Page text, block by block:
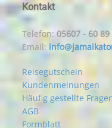
Kontakt
Telefon:05607 - 60 89
Email:
Reisegutschein
Kundenmeinungen
Häufig gestellte
AGB
Formblatt